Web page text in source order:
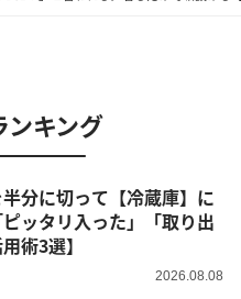
キング
分に切って【冷蔵庫】に
ッタリ入った」「取り出
術3選】
2026.08.08